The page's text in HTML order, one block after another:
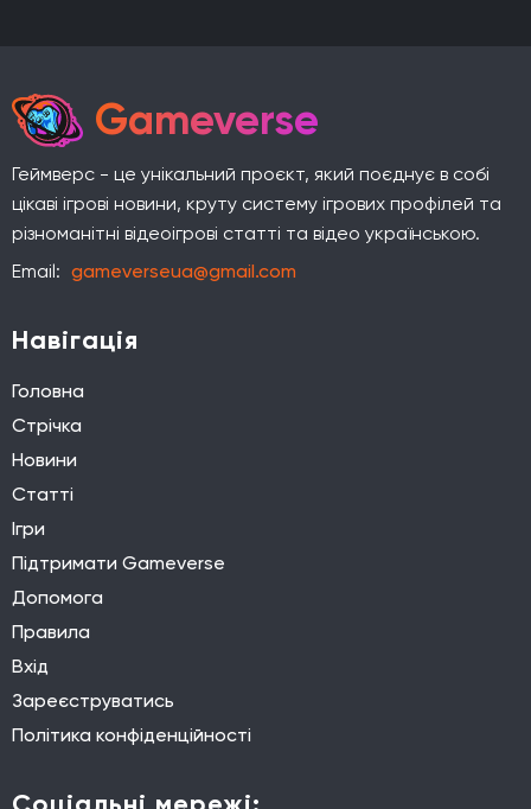
Gameverse
Геймверс - це унікальний проєкт, який поєднує в собі
цікаві ігрові новини, круту систему ігрових профілей та
різноманітні відеоігрові статті та відео українською.
Email: gameverseua@gmail.com
Навігація
Головна
Стрічка
Новини
Статті
Ігри
Підтримати Gameverse
Допомога
Правила
Вхід
Зареєструватись
Політика конфіденційності